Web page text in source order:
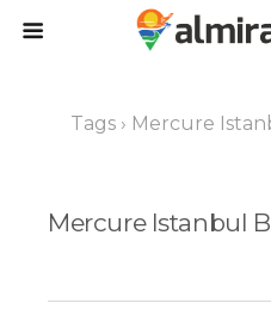
Tags › Mercure
Mercure Istanbul